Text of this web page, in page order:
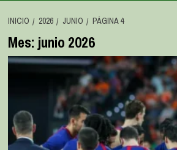
INICIO 2026 JUNIO PÁGINA 4
Mes: junio 2026